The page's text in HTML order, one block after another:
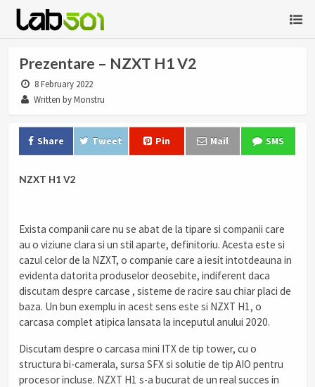
Prezentare – NZXT H1 V2
8 February 2022
Written by Monstru
Share Tweet Pin Mail SMS
NZXT H1 V2
Exista companii care nu se abat de la tipare si companii care
au o viziune clara si un stil aparte, definitoriu. Acesta este si
cazul celor de la NZXT, o companie care a iesit intotdeauna in
evidenta datorita produselor deosebite, indiferent daca
discutam despre carcase , sisteme de racire sau chiar placi de
baza. Un bun exemplu in acest sens este si NZXT H1, o
carcasa complet atipica lansata la inceputul anului 2020.
Discutam despre o carcasa mini ITX de tip tower, cu o
structura bi-camerala, sursa SFX si solutie de tip AIO pentru
procesor incluse. NZXT H1 s-a bucurat de un real succes in